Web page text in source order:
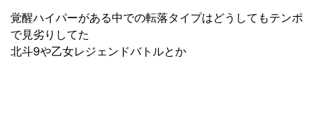
覚醒ハイパーがある中での転落タイプはどうしてもテンポ
で見劣りしてた
北斗9や乙女レジェンドバトルとか